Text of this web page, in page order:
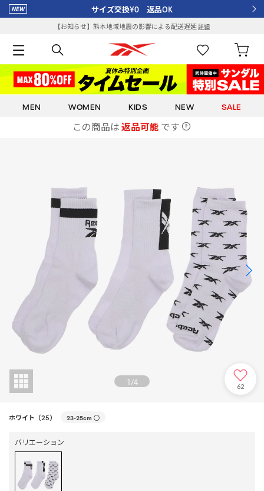
サイズ交換¥0 返品OK
【お知らせ】熊本地域地震の影響による配送遅延詳細
MEN WOMEN KIDS NEW SALE
この商品は返品可能 です
1/4 62
ホワイト（25） 23-25cm ○
バリエーション